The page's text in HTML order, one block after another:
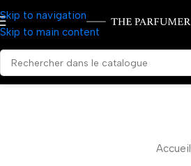
Skip to navigation
Skip to main content
Accueil